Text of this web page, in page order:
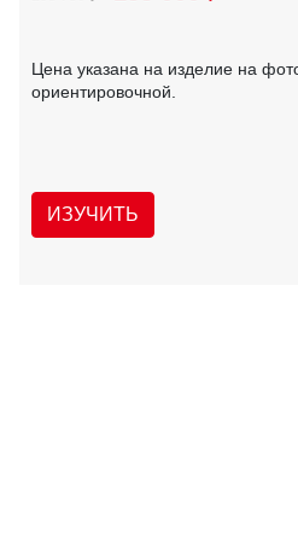
Цена указана на изделие на
ориентировочной.
ИЗУЧИТЬ